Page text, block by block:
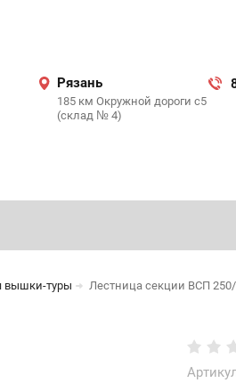
Рязань
185 км Окружной дороги с5
(склад № 4)
вышки-туры Лестница секции ВСП 250/